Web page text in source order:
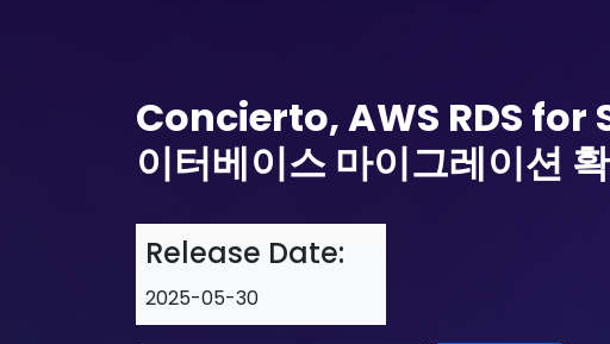
Concierto, AWS RDS for
이터베이스 마이그레이션
Release Date:
2025-05-30